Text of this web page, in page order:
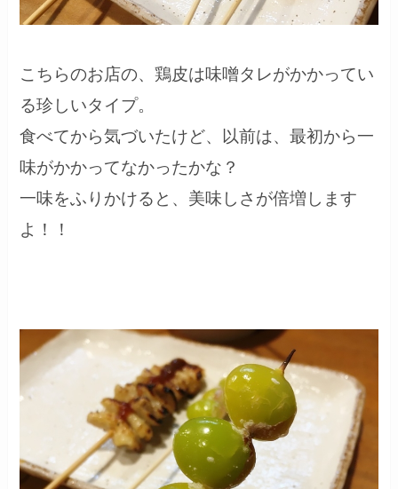
こちらのお店の、鶏皮は味噌タレがかかってい
る珍しいタイプ。
食べてから気づいたけど、以前は、最初から一
味がかかってなかったかな？
一味をふりかけると、美味しさが倍増します
よ！！